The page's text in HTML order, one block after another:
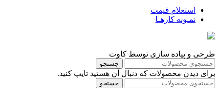
استعلام قیمت
نمـونه کارهـا
طرحی و پیاده سازی توسط کاوت
جستجو
برای دیدن محصولات که دنبال آن هستید تایپ کنید.
جستجو